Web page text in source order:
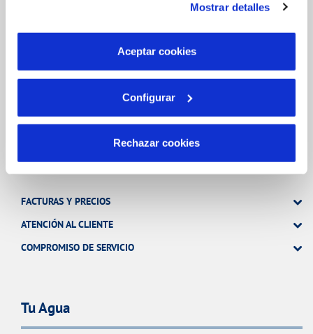
son indispensables para que el sitio web funcione y que
por tanto no se pueden desactivar. Puedes consultar
más información en nuestraPolítica de Cookies
Mostrar detalles
Aceptar cookies
Configurar
Rechazar cookies
TODAS LAS GESTIONES
FACTURAS Y PRECIOS
ATENCIÓN AL CLIENTE
COMPROMISO DE SERVICIO
Tu Agua